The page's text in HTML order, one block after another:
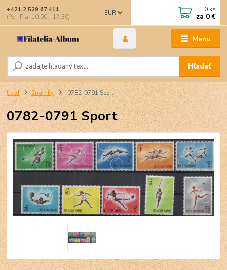
Menu
EUR
Hľadať
+421 2 529 67 411
(Po - Pia: 10:00 - 17:30)
0 ks
za 0 €
Úvod Známky 0782-0791 Sport
0782-0791 Sport